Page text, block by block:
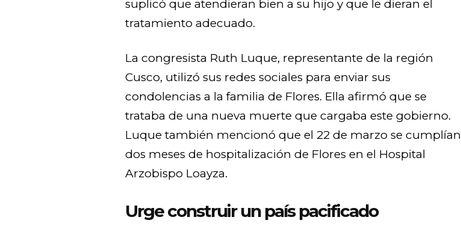
suplicó que atendieran bien a su hijo y que le dieran el
tratamiento adecuado.
La congresista Ruth Luque, representante de la región
Cusco, utilizó sus redes sociales para enviar sus
condolencias a la familia de Flores. Ella afirmó que se
trataba de una nueva muerte que cargaba este gobierno.
Luque también mencionó que el 22 de marzo se cumplían
dos meses de hospitalización de Flores en el Hospital
Arzobispo Loayza.
Urge construir un país pacificado